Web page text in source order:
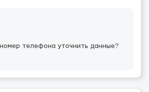
телефона уточнить данные?